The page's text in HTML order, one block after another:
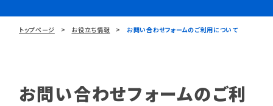
トップページ お役立ち情報 お問い合わせフォームのご利用について
お問い合わせフォームのご利